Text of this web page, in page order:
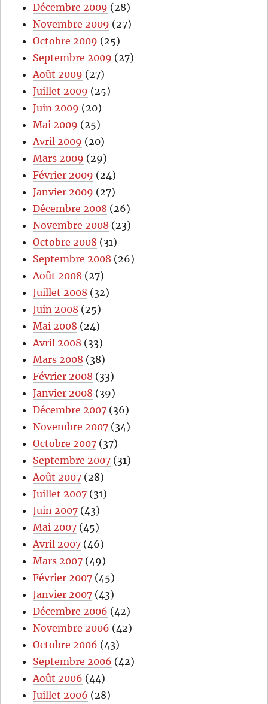
Décembre 2009 (28)
Novembre 2009 (27)
Octobre 2009 (25)
Septembre 2009 (27)
Août 2009 (27)
Juillet 2009 (25)
Juin 2009 (20)
Mai 2009 (25)
Avril 2009 (20)
Mars 2009 (29)
Février 2009 (24)
Janvier 2009 (27)
Décembre 2008 (26)
Novembre 2008 (23)
Octobre 2008 (31)
Septembre 2008 (26)
Août 2008 (27)
Juillet 2008 (32)
Juin 2008 (25)
Mai 2008 (24)
Avril 2008 (33)
Mars 2008 (38)
Février 2008 (33)
Janvier 2008 (39)
Décembre 2007 (36)
Novembre 2007 (34)
Octobre 2007 (37)
Septembre 2007 (31)
Août 2007 (28)
Juillet 2007 (31)
Juin 2007 (43)
Mai 2007 (45)
Avril 2007 (46)
Mars 2007 (49)
Février 2007 (45)
Janvier 2007 (43)
Décembre 2006 (42)
Novembre 2006 (42)
Octobre 2006 (43)
Septembre 2006 (42)
Août 2006 (44)
Juillet 2006 (28)